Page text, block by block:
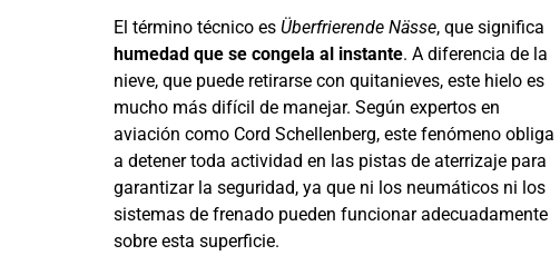
El término técnico es Überfrierende Nässe, que significa
humedad que se congela al instante. A diferencia de la
nieve, que puede retirarse con quitanieves, este hielo es
mucho más difícil de manejar. Según expertos en
aviación como Cord Schellenberg, este fenómeno obliga
a detener toda actividad en las pistas de aterrizaje para
garantizar la seguridad, ya que ni los neumáticos ni los
sistemas de frenado pueden funcionar adecuadamente
sobre esta superficie.